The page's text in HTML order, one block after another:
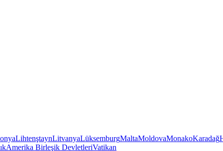
LihtenştaynLitvanyaLüksemburgMaltaMoldovaMonakoKaradağ
Amerika Birleşik DevletleriVatikan